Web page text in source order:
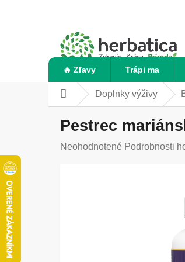
🔥 Zľavy Trápi ma
DomovDoplnky výživy
Pestrec
Priemerné
Neohodnotené Podrobnosti